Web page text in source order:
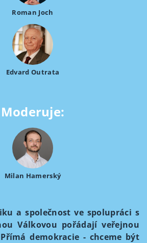
Roman Joch
Edvard Outrata
Moderuje:
Milan Hamerský
a společnost ve spolupráci s
Válkovou pořádají veřejnou
demokracie - chceme být